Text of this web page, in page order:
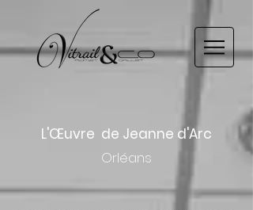
L'Œuvre de Jeanne d'Arc
Orléans